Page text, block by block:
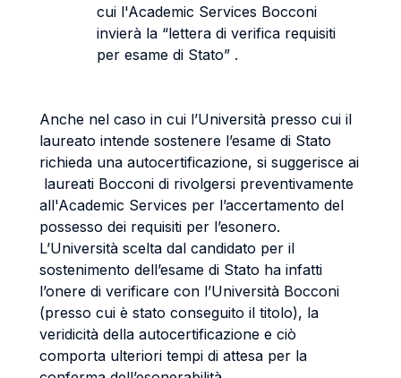
cui l'Academic Services Bocconi
invierà la “lettera di verifica requisiti
per esame di Stato” .
Anche nel caso in cui l’Università presso cui il
laureato intende sostenere l’esame di Stato
richieda una autocertificazione, si suggerisce ai
laureati Bocconi di rivolgersi preventivamente
all'Academic Services per l’accertamento del
possesso dei requisiti per l’esonero.
L’Università scelta dal candidato per il
sostenimento dell’esame di Stato ha infatti
l’onere di verificare con l’Università Bocconi
(presso cui è stato conseguito il titolo), la
veridicità della autocertificazione e ciò
comporta ulteriori tempi di attesa per la